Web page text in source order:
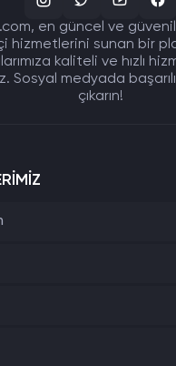
en güncel ve
hizmetlerini sunan bir
kaliteli ve hızlı
Sosyal medyada
çıkarın!